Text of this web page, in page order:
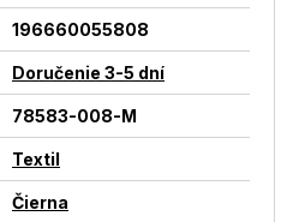
196660055808
Doručenie 3-5 dní
78583-008-M
Textil
Čierna